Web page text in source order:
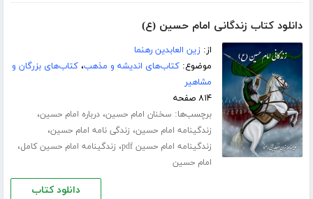
دانلود کتاب زندگانی امام حسین (ع)
از:زین العابدین رهنما
موضوع:کتاب‌های اندیشه و مذهب،کتاب‌های بزرگان و
مشاهیر
۸۱۴ صفحه
برچسب‌ها: سخنان امام حسین،درباره امام حسین،
زندگینامه امام حسین، زندگی نامه امام حسین،
زندگینامه امام حسین pdf ، زندگینامه امام حسین کامل،
امام حسین
دانلود کتاب